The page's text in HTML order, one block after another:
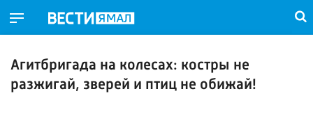
Агитбригада на колесах: костры не
разжигай, зверей и птиц не обижай!